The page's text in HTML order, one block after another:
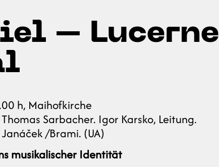
– Lucerne
h, Maihofkirche
Sarbacher. Igor Karsko, Leitung.
/Brami. (UA)
musikalischer Identität